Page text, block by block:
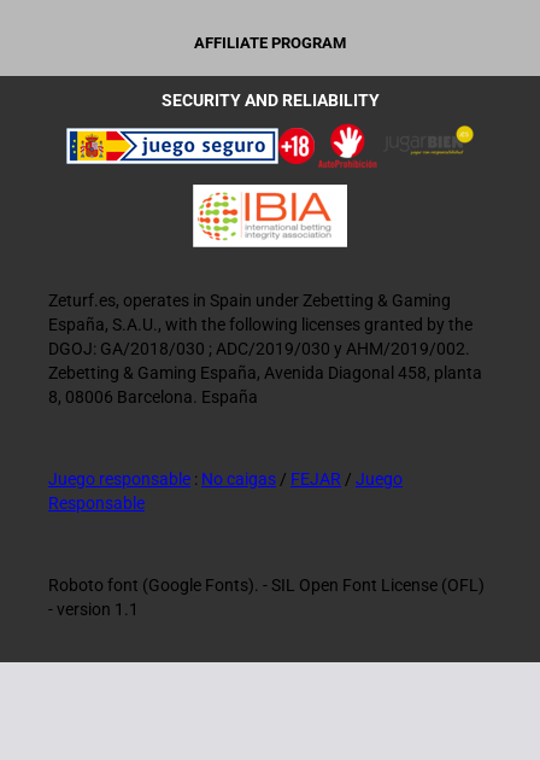
AFFILIATE PROGRAM
SECURITY AND RELIABILITY
Zeturf.es, operates in Spain under Zebetting & Gaming
España, S.A.U., with the following licenses granted by the
DGOJ: GA/2018/030 ; ADC/2019/030 y AHM/2019/002.
Zebetting & Gaming España, Avenida Diagonal 458, planta
8, 08006 Barcelona. España
Juego responsable : No caigas / FEJAR / Juego
Responsable
Roboto font (Google Fonts). - SIL Open Font License (OFL)
- version 1.1